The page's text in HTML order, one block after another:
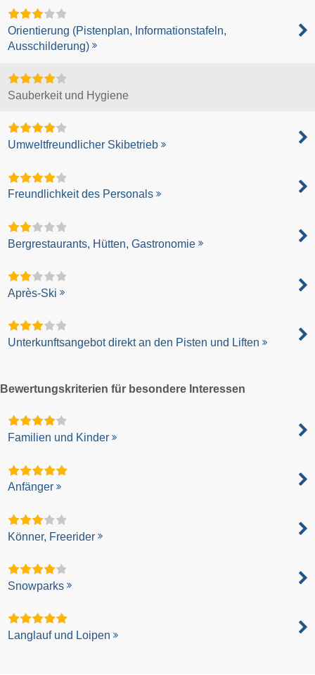
Orientierung (Pistenplan, Informationstafeln,
Ausschilderung)
Sauberkeit und Hygiene
Umweltfreundlicher Skibetrieb
Freundlichkeit des Personals
Bergrestaurants, Hütten, Gastronomie
Après-Ski
Unterkunftsangebot direkt an den Pisten und Liften
Bewertungskriterien für besondere Interessen
Familien und Kinder
Anfänger
Könner, Freerider
Snowparks
Langlauf und Loipen